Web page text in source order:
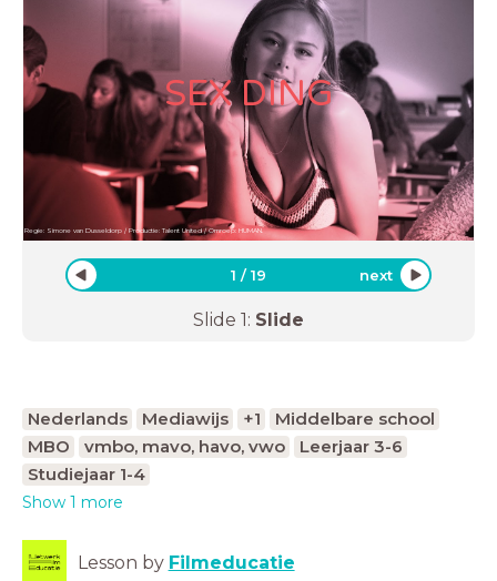
SEX DING
Regie: Simone van Dusseldorp / Productie: Talent United / Omroep: HUMAN.
1 /19 next
Slide 1: Slide
Nederlands Mediawijs +1
Middelbare school
MBO
vmbo, mavo, havo, vwo
Leerjaar 3-6
Studiejaar 1-4
Show 1 more
Lesson by Filmeducatie